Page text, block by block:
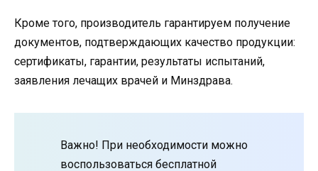
Кроме того, производитель гарантируем получение
документов, подтверждающих качество продукции:
сертификаты, гарантии, результаты испытаний,
заявления лечащих врачей и Минздрава.
Важно! При необходимости можно
воспользоваться бесплатной